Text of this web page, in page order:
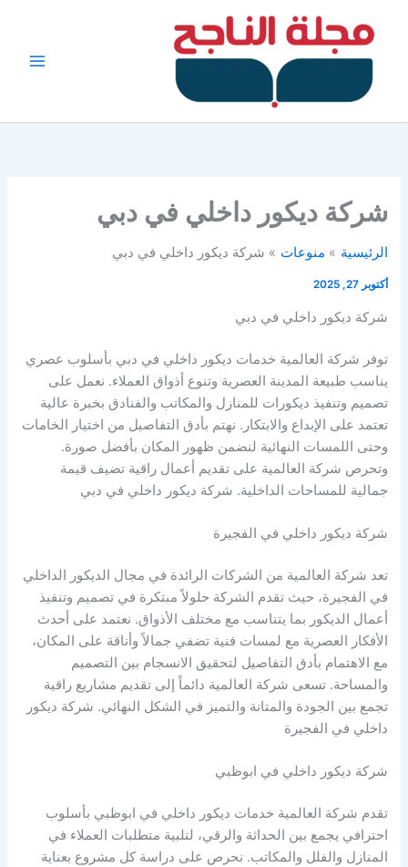
شركة ديكور داخلي في دبي
الرئيسية منوعات شركة ديكور داخلي في دبي
أكتوبر 27, 2025
شركة ديكور داخلي في دبي
توفر شركة العالمية خدمات ديكور داخلي في دبي بأسلوب عصري
يناسب طبيعة المدينة العصرية وتنوع أذواق العملاء. نعمل على
تصميم وتنفيذ ديكورات للمنازل والمكاتب والفنادق بخبرة عالية
تعتمد على الإبداع والابتكار. نهتم بأدق التفاصيل من اختيار الخامات
وحتى اللمسات النهائية لنضمن ظهور المكان بأفضل صورة.
وتحرص شركة العالمية على تقديم أعمال راقية تضيف قيمة
جمالية للمساحات الداخلية. شركة ديكور داخلي في دبي
شركة ديكور داخلي في الفجيرة
تعد شركة العالمية من الشركات الرائدة في مجال الديكور الداخلي
في الفجيرة، حيث تقدم الشركة حلولاً مبتكرة في تصميم وتنفيذ
أعمال الديكور بما يتناسب مع مختلف الأذواق. نعتمد على أحدث
الأفكار العصرية مع لمسات فنية تضفي جمالاً وأناقة على المكان،
مع الاهتمام بأدق التفاصيل لتحقيق الانسجام بين التصميم
والمساحة. تسعى شركة العالمية دائماً إلى تقديم مشاريع راقية
تجمع بين الجودة والمتانة والتميز في الشكل النهائي. شركة ديكور
داخلي في الفجيرة
شركة ديكور داخلي في ابوظبي
تقدم شركة العالمية خدمات ديكور داخلي في ابوظبي بأسلوب
احترافي يجمع بين الحداثة والرقي، لتلبية متطلبات العملاء في
المنازل والفلل والمكاتب. نحرص على دراسة كل مشروع بعناية